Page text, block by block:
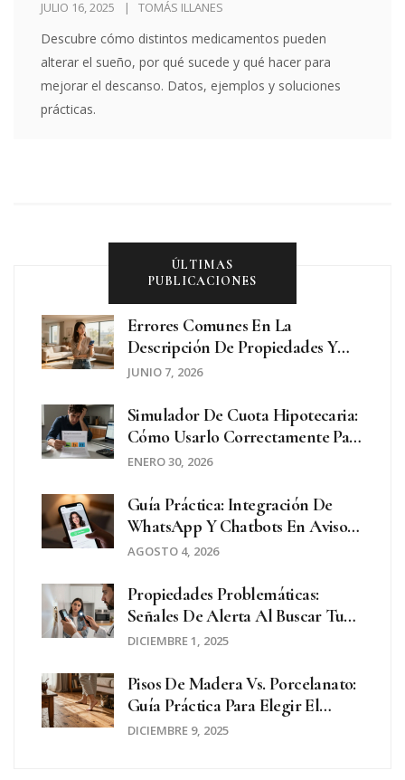
JULIO 16, 2025 TOMÁS ILLANES
Descubre cómo distintos medicamentos pueden
alterar el sueño, por qué sucede y qué hacer para
mejorar el descanso. Datos, ejemplos y soluciones
prácticas.
ÚLTIMAS
PUBLICACIONES
Errores Comunes En La
Descripción De Propiedades Y
Cómo Corregirlos Para Vender
JUNIO 7, 2026
Simulador De Cuota Hipotecaria:
Cómo Usarlo Correctamente Para
Evitar Sorpresas
ENERO 30, 2026
Guía Práctica: Integración De
WhatsApp Y Chatbots En Avisos
Inmobiliarios Para Cerrar Más
AGOSTO 4, 2026
Propiedades Problemáticas:
Señales De Alerta Al Buscar Tu
Próxima Casa
DICIEMBRE 1, 2025
Pisos De Madera Vs. Porcelanato:
Guía Práctica Para Elegir El
Mejor Suelo Para Tu Hogar
DICIEMBRE 9, 2025